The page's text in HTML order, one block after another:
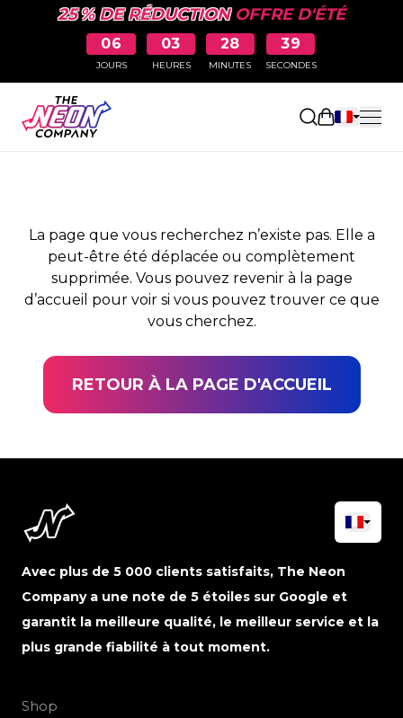
25 % DE RÉDUCTIONOFFRE D'ÉTÉ
06
JOURS
03
HEURES
28
MINUTES
39
SECONDES
Ouvrir le
PAGE NON TROUVÉE
La page que vous recherchez n’existe pas. Elle a
peut-être été déplacée ou complètement
supprimée. Vous pouvez revenir à la page
d’accueil pour voir si vous pouvez trouver ce que
vous cherchez.
RETOUR À LA PAGE D'ACCUEIL
Avec plus de 5 000 clients satisfaits, The Neon
Company a une note de 5 étoiles sur Google et
garantit la meilleure qualité, le meilleur service et la
plus grande fiabilité à tout moment.
Shop